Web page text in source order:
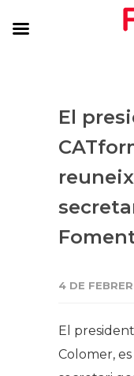
El
4 DE
El
Colomer,